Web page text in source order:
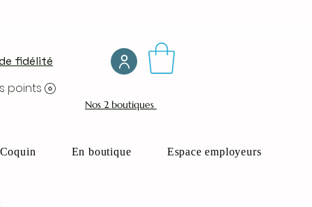
fidélité
points
Nos 2 boutiques
Coquin En boutique Espace employeurs